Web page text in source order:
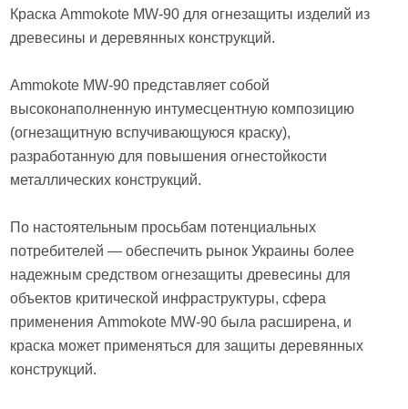
Краска Ammokote MW-90 для огнезащиты изделий из
древесины и деревянных конструкций.
Ammokote MW-90 представляет собой
высоконаполненную интумесцентную композицию
(огнезащитную вспучивающуюся краску),
разработанную для повышения огнестойкости
металлических конструкций.
По настоятельным просьбам потенциальных
потребителей — обеспечить рынок Украины более
надежным средством огнезащиты древесины для
объектов критической инфраструктуры, сфера
применения Ammokote MW-90 была расширена, и
краска может применяться для защиты деревянных
конструкций.